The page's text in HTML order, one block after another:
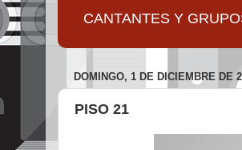
CANTANTES Y
DOMINGO, 1 DE DICIEMBRE DE
PISO 21